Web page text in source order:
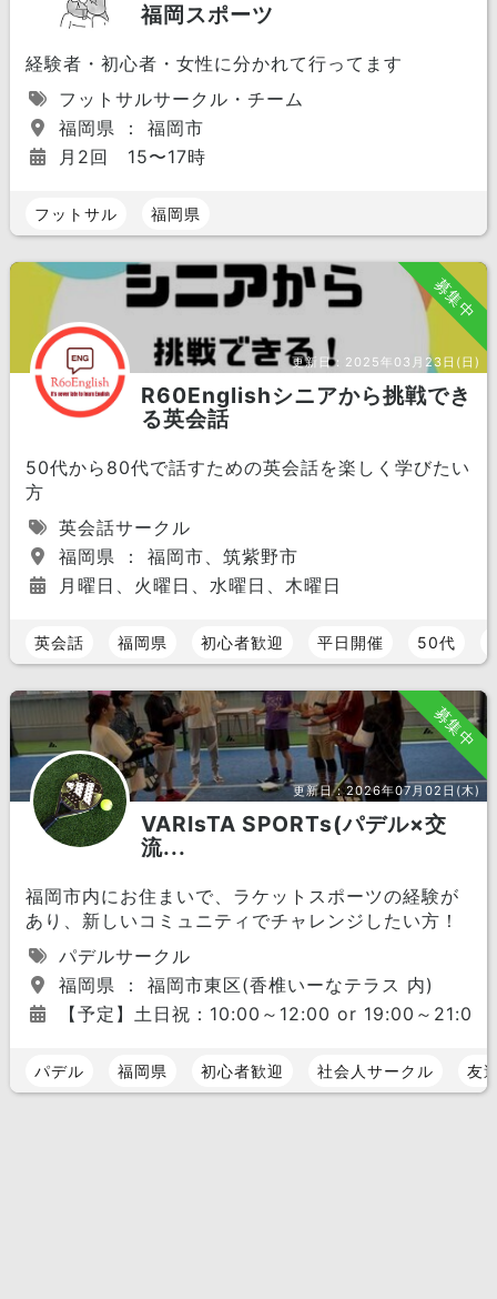
福岡スポーツ
経験者・初心者・女性に分かれて行ってます
フットサルサークル・チーム
福岡県 ： 福岡市
月2回 15〜17時
フットサル 福岡県
募集中
更新日： 2025年03月23日(日)
R60Englishシニアから挑戦でき
る英会話
50代から80代で話すための英会話を楽しく学びたい
方
英会話サークル
福岡県 ： 福岡市、筑紫野市
月曜日、火曜日、水曜日、木曜日
英会話 福岡県 初心者歓迎 平日開催 50代
募集中
更新日：2026年07月02日(木)
VARIsTA SPORTs(パデル×交
流...
福岡市内にお住まいで、ラケットスポーツの経験が
あり、新しいコミュニティでチャレンジしたい方！
パデルサークル
福岡県 ： 福岡市東区(香椎いーなテラス 内)
【予定】土日祝：10:00～12:00 or 19:00～
パデル 福岡県 初心者歓迎 社会人サークル 友